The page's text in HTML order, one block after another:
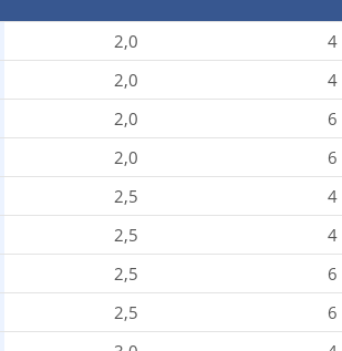
2,0 4
2,0 4
2,0 6
2,0 6
2,5 4
2,5 4
2,5 6
2,5 6